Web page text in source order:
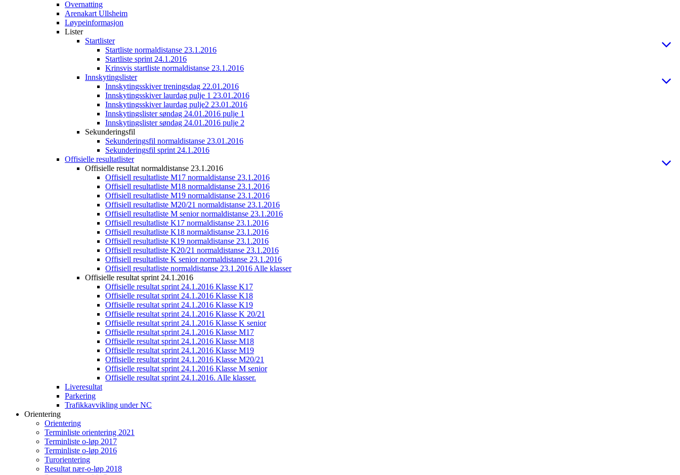
Overnatting
Arenakart Ullsheim
Løypeinformasjon
Lister
Startlister
Startliste normaldistanse 23.1.2016
Startliste sprint 24.1.2016
Krinsvis startliste normaldistanse 23.1.2016
Innskytingslister
Innskytingsskiver treningsdag 22.01.2016
Innskytingsskiver laurdag pulje 1 23.01.2016
Innskytingsskiver laurdag pulje2 23.01.2016
Innskytingslister søndag 24.01.2016 pulje 1
Innskytingslister søndag 24.01.2016 pulje 2
Sekunderingsfil
Sekunderingsfil normaldistanse 23.01.2016
Sekunderingsfil sprint 24.1.2016
Offisielle resultatlister
Offisielle resultat normaldistanse 23.1.2016
Offisiell resultatliste M17 normaldistanse 23.1.2016
Offisiell resultatliste M18 normaldistanse 23.1.2016
Offisiell resultatliste M19 normaldistanse 23.1.2016
Offisiell resultatliste M20/21 normaldistanse 23.1.2016
Offisiell resultatliste M senior normaldistanse 23.1.2016
Offisiell resultatliste K17 normaldistanse 23.1.2016
Offisiell resultatliste K18 normaldistanse 23.1.2016
Offisiell resultatliste K19 normaldistanse 23.1.2016
Offisiell resultatliste K20/21 normaldistanse 23.1.2016
Offisiell resultatliste K senior normaldistanse 23.1.2016
Offisiell resultatliste normaldistanse 23.1.2016 Alle klasser
Offisielle resultat sprint 24.1.2016
Offisielle resultat sprint 24.1.2016 Klasse K17
Offisielle resultat sprint 24.1.2016 Klasse K18
Offisielle resultat sprint 24.1.2016 Klasse K19
Offisielle resultat sprint 24.1.2016 Klasse K 20/21
Offisielle resultat sprint 24.1.2016 Klasse K senior
Offisielle resultat sprint 24.1.2016 Klasse M17
Offisielle resultat sprint 24.1.2016 Klasse M18
Offisielle resultat sprint 24.1.2016 Klasse M19
Offisielle resultat sprint 24.1.2016 Klasse M20/21
Offisielle resultat sprint 24.1.2016 Klasse M senior
Offisielle resultat sprint 24.1.2016. Alle klasser.
Liveresultat
Parkering
Trafikkavvikling under NC
Orientering
Orientering
Terminliste orientering 2021
Terminliste o-løp 2017
Terminliste o-løp 2016
Turorientering
Resultat nær-o-løp 2018